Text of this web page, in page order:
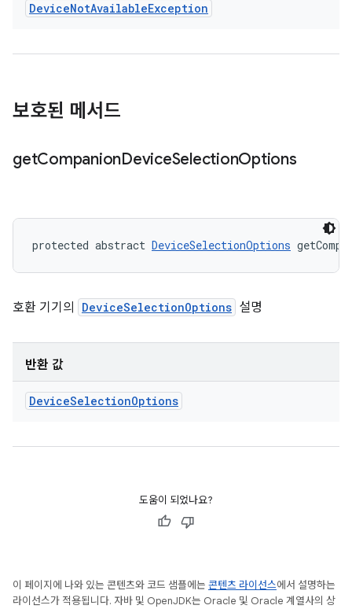
DeviceNotAvailableException
보호된 메서드
getCompanionDeviceSelectionOptions
protected abstract DeviceSelectionOptions
호환 기기의 DeviceSelectionOptions 설명
반환 값
DeviceSelectionOptions
도움이 되었나요?
이 페이지에 나와 있는 콘텐츠와 코드 샘플에는 콘텐츠 라이선스에서 설명하는
라이선스가 적용됩니다. 자바 및 OpenJDK는 Oracle 및 Oracle 계열사의 상